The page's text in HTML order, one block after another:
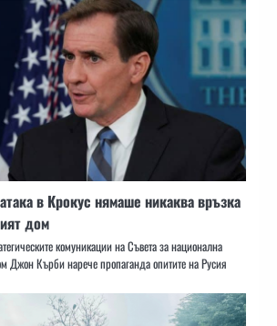
в Крокус нямаше никаква връзка
дом
комуникации на Съвета за национална
Джон Кърби нарече пропаганда опитите на Русия